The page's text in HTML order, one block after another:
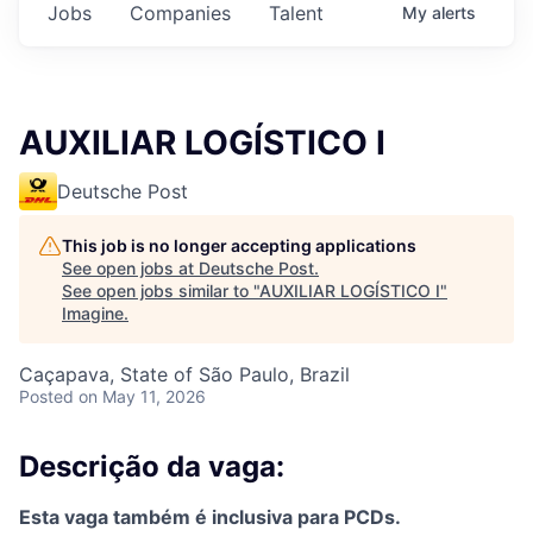
Jobs Companies Talent My alerts
AUXILIAR LOGÍSTICO I
Deutsche Post
This job is no longer accepting applications
See open jobs at Deutsche Post.
See open jobs similar to "AUXILIAR LOGÍSTICO I"
Imagine.
Caçapava, State of São Paulo, Brazil
Posted on May 11, 2026
Descrição da vaga:
Esta vaga também é inclusiva para PCDs.